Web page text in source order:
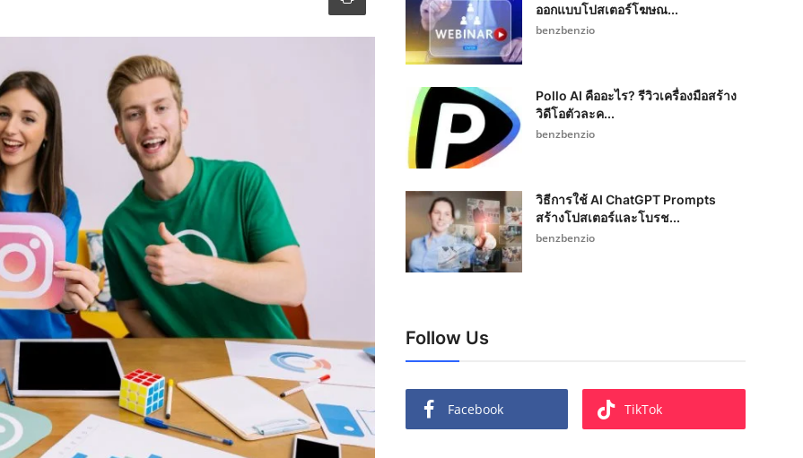
ออกแบบโปสเตอร์โฆษณ...
benzbenzio
Pollo AI คืออะไร? รีวิวเครื่องมือสร้าง
วิดีโอตัวละค...
benzbenzio
วิธีการใช้ AI ChatGPT Prompts
สร้างโปสเตอร์และโบรช...
benzbenzio
Follow Us
Facebook TikTok